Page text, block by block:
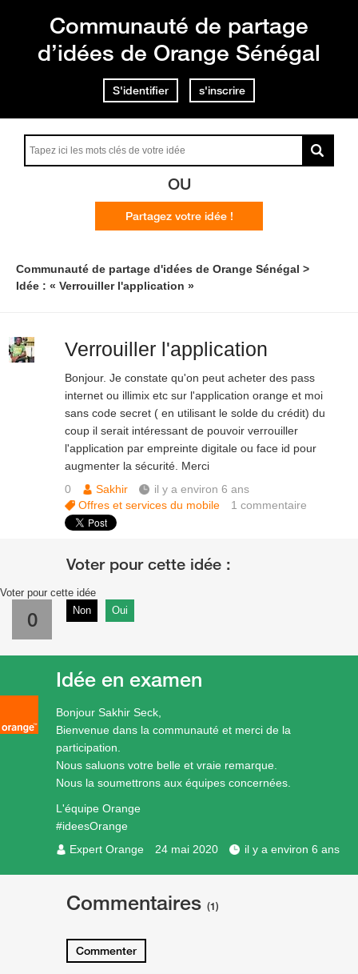
Communauté de partage
d’idées de Orange Sénégal
S'identifier s'inscrire
OU
Partagez votre idée !
Communauté de partage d'idées de Orange Sénégal
Idée : « Verrouiller l'application »
Verrouiller l'application
Bonjour. Je constate qu'on peut acheter des pass
internet ou illimix etc sur l'application orange et moi
sans code secret ( en utilisant le solde du crédit) du
coup il serait intéressant de pouvoir verrouiller
l'application par empreinte digitale ou face id pour
augmenter la sécurité. Merci
0
Sakhir
il y a environ 6 ans
Offres et services du mobile
1commentaire
Voter pour cette idée
0 Non Oui
Bonjour Sakhir Seck,
Bienvenue dans la communauté et merci de la
participation.
Nous saluons votre belle et vraie remarque.
Nous la soumettrons aux équipes concernées.
L'équipe Orange
#ideesOrange
Expert Orange
24 mai 2020 il y a environ 6 ans
Idée en examen
Commentaires (1)
Commenter